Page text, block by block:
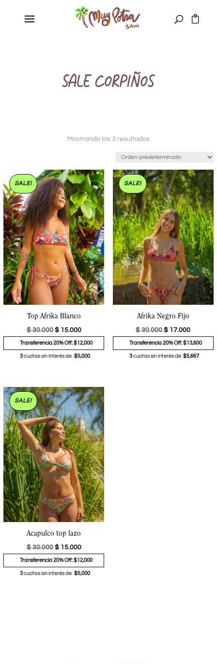
SALE CORPIÑOS
Mostrando los 3 resultados
SALE!
Top Afrika Blanco
$30.000 $15.000
Transferencia 20% Off: $12,000
3cuotas sin interés de $5,000
SALE!
Afrika Negro Fijo
$30.000 $ 17.000
Transferencia 20% Off: $13,600
3cuotas sin interés de $5,667
SALE!
Acapulco top lazo
$30.000 $15.000
Transferencia 20% Off: $12,000
3cuotas sin interés de $5,000